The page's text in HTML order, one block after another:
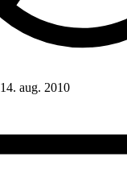
14. aug. 2010